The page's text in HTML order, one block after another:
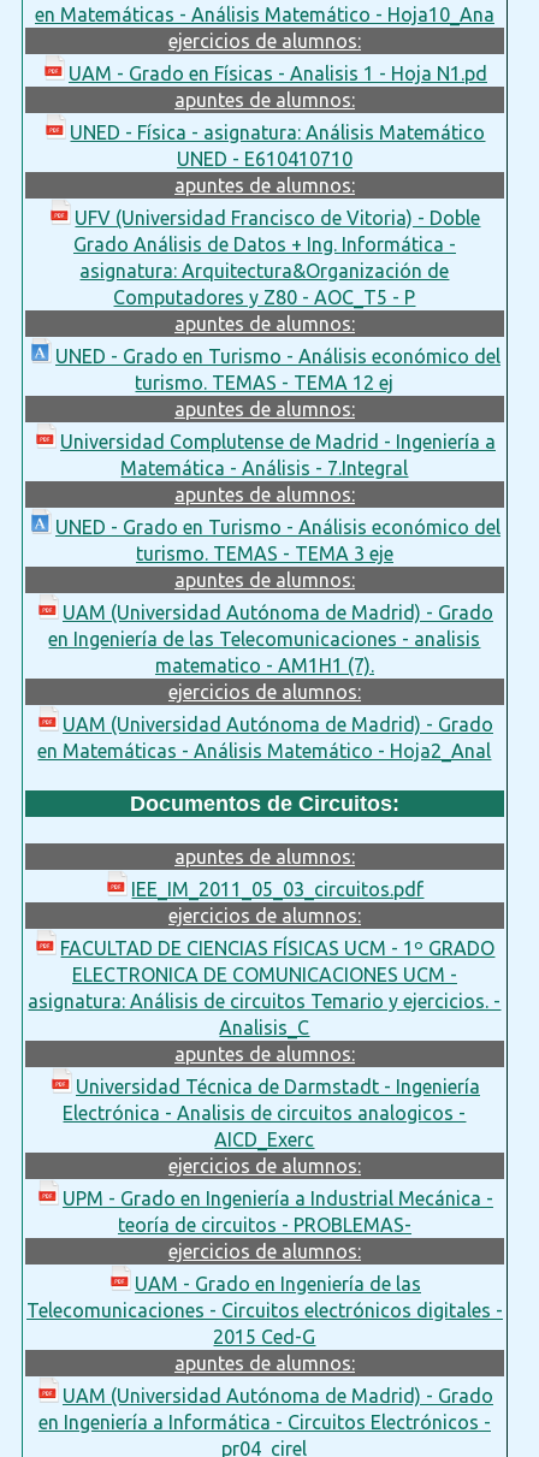
en Matemáticas - Análisis Matemático - Hoja10_Ana
ejercicios de alumnos:
UAM - Grado en Físicas - Analisis 1 - Hoja N1.pd
apuntes de alumnos:
UNED - Física - asignatura: Análisis Matemático
UNED - E610410710
apuntes de alumnos:
UFV (Universidad Francisco de Vitoria) - Doble
Grado Análisis de Datos + Ing. Informática -
asignatura: Arquitectura&Organización de
Computadores y Z80 - AOC_T5 - P
apuntes de alumnos:
UNED - Grado en Turismo - Análisis económico del
turismo. TEMAS - TEMA 12 ej
apuntes de alumnos:
Universidad Complutense de Madrid - Ingeniería a
Matemática - Análisis - 7.Integral
apuntes de alumnos:
UNED - Grado en Turismo - Análisis económico del
turismo. TEMAS - TEMA 3 eje
apuntes de alumnos:
UAM (Universidad Autónoma de Madrid) - Grado
en Ingeniería de las Telecomunicaciones - analisis
matematico - AM1H1 (7).
ejercicios de alumnos:
UAM (Universidad Autónoma de Madrid) - Grado
en Matemáticas - Análisis Matemático - Hoja2_Anal
Documentos de Circuitos:
apuntes de alumnos:
IEE_IM_2011_05_03_circuitos.pdf
ejercicios de alumnos:
FACULTAD DE CIENCIAS FÍSICAS UCM - 1º GRADO
ELECTRONICA DE COMUNICACIONES UCM -
asignatura: Análisis de circuitos Temario y ejercicios. -
Analisis_C
apuntes de alumnos:
Universidad Técnica de Darmstadt - Ingeniería
Electrónica - Analisis de circuitos analogicos -
AICD_Exerc
ejercicios de alumnos:
UPM - Grado en Ingeniería a Industrial Mecánica -
teoría de circuitos - PROBLEMAS-
ejercicios de alumnos:
UAM - Grado en Ingeniería de las
Telecomunicaciones - Circuitos electrónicos digitales -
2015 Ced-G
apuntes de alumnos:
UAM (Universidad Autónoma de Madrid) - Grado
en Ingeniería a Informática - Circuitos Electrónicos -
pr04_cirel